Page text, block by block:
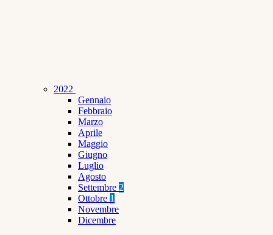
2022
Gennaio
Febbraio
Marzo
Aprile
Maggio
Giugno
Luglio
Agosto
Settembre 2
Ottobre 1
Novembre
Dicembre